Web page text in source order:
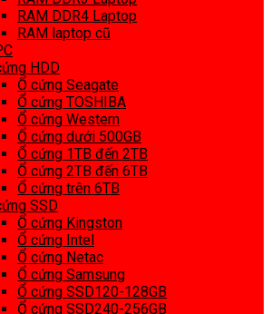
RAM DDR4 Laptop
RAM laptop cũ
HDD
Ổ cứng Seagate
Ổ cứng TOSHIBA
Ổ cứng Western
Ổ cứng dưới 500GB
Ổ cứng 1TB đến 2TB
Ổ cứng 2TB đến 6TB
Ổ cứng trên 6TB
SSD
Ổ cứng Kingston
Ổ cứng Intel
Ổ cứng Netac
Ổ cứng Samsung
Ổ cứng SSD120-128GB
Ổ cứng SSD240-256GB